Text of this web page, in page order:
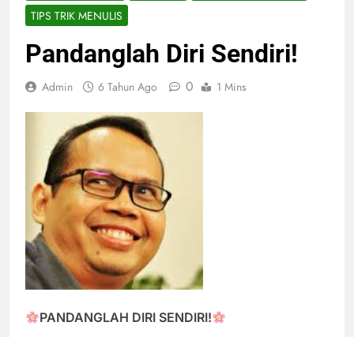
TIPS TRIK MENULIS
Pandanglah Diri Sendiri!
Admin 6 Tahun Ago 0 1 Mins
PANDANGLAH DIRI SENDIRI!